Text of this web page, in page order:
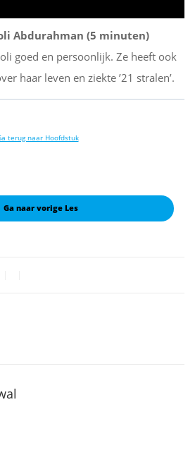
Abdurahman (5 minuten)
goed en persoonlijk. Ze heeft ook
haar leven en ziekte ’21 stralen’.
Ga naar vorige Les
terug naar Hoofdstuk